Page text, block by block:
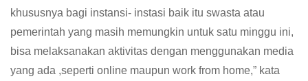
khususnya bagi instansi- instasi baik itu swasta atau
pemerintah yang masih memungkin untuk satu minggu ini,
bisa melaksanakan aktivitas dengan menggunakan media
yang ada ,seperti online maupun work from home,” kata